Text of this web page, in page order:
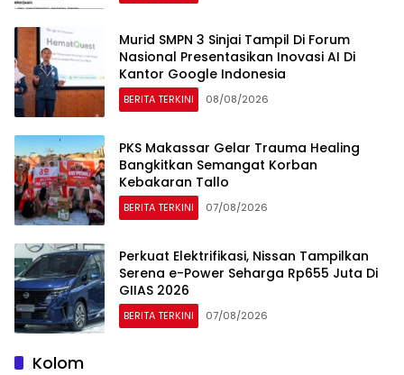
Murid SMPN 3 Sinjai Tampil Di Forum
Nasional Presentasikan Inovasi AI Di
Kantor Google Indonesia
BERITA TERKINI 08/08/2026
PKS Makassar Gelar Trauma Healing
Bangkitkan Semangat Korban
Kebakaran Tallo
BERITA TERKINI 07/08/2026
Perkuat Elektrifikasi, Nissan Tampilkan
Serena e-Power Seharga Rp655 Juta Di
GIIAS 2026
BERITA TERKINI 07/08/2026
Kolom